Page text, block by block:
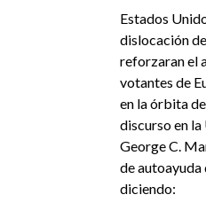
Estados
dislocación
reforzaran el
votantes de
en la órbita
discurso en
George C.
de autoayuda
diciendo: